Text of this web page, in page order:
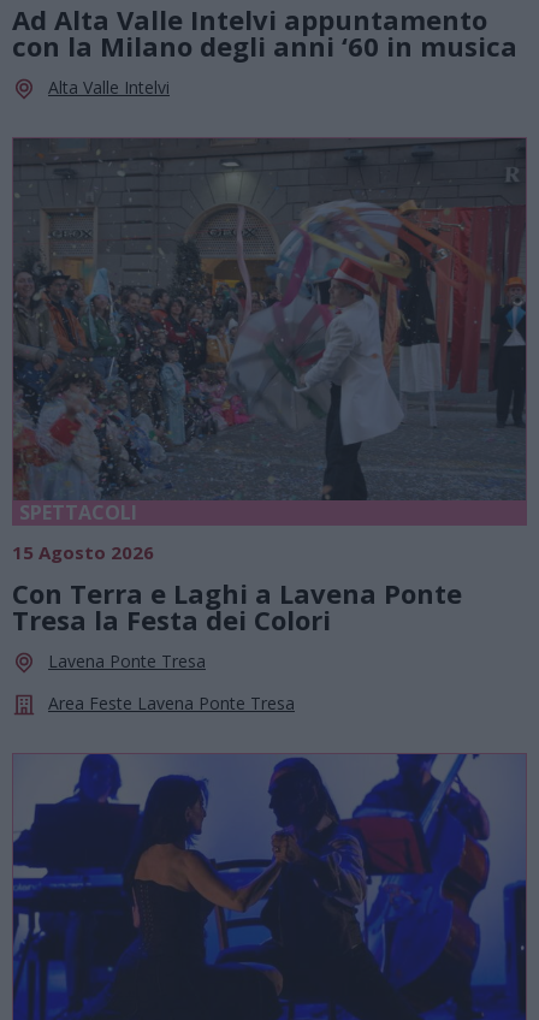
Ad Alta Valle Intelvi appuntamento
con la Milano degli anni ‘60 in musica
Alta Valle Intelvi
SPETTACOLI
15 Agosto 2026
Con Terra e Laghi a Lavena Ponte
Tresa la Festa dei Colori
Lavena Ponte Tresa
Area Feste Lavena Ponte Tresa